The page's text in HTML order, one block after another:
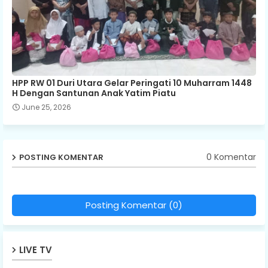
HPP RW 01 Duri Utara Gelar Peringati 10 Muharram 1448
H Dengan Santunan Anak Yatim Piatu
June 25, 2026
POSTING KOMENTAR 0 Komentar
Posting Komentar (0)
LIVE TV